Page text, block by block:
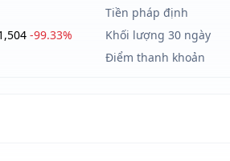
Tiền pháp định
-99.33% Khối lượng 30 ngày
Điểm thanh khoản